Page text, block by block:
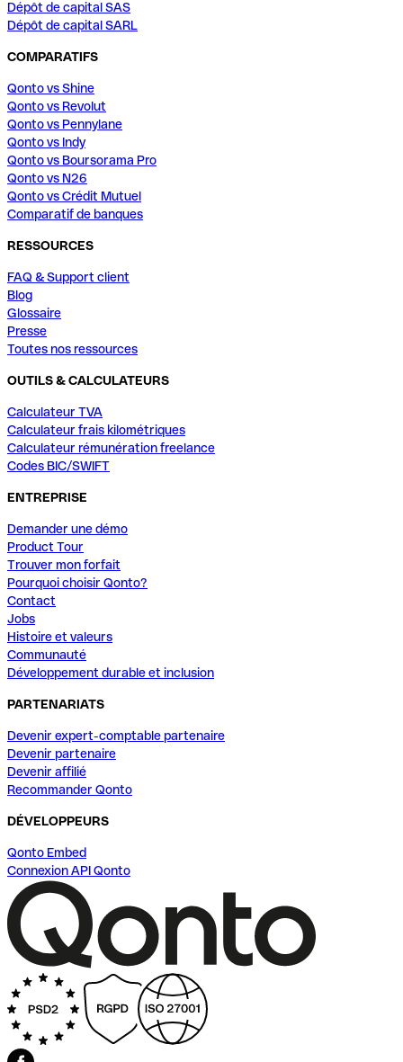
Dépôt de capital SAS
Dépôt de capital SARL
COMPARATIFS
Qonto vs Shine
Qonto vs Revolut
Qonto vs Pennylane
Qonto vs Indy
Qonto vs Boursorama Pro
Qonto vs N26
Qonto vs Crédit Mutuel
Comparatif de banques
RESSOURCES
FAQ & Support client
Blog
Glossaire
Presse
Toutes nos ressources
OUTILS & CALCULATEURS
Calculateur TVA
Calculateur frais kilométriques
Calculateur rémunération freelance
Codes BIC/SWIFT
ENTREPRISE
Demander une démo
Product Tour
Trouver mon forfait
Pourquoi choisir Qonto?
Contact
Jobs
Histoire et valeurs
Communauté
Développement durable et inclusion
PARTENARIATS
Devenir expert-comptable partenaire
Devenir partenaire
Devenir affilié
Recommander Qonto
DÉVELOPPEURS
Qonto Embed
Connexion API Qonto